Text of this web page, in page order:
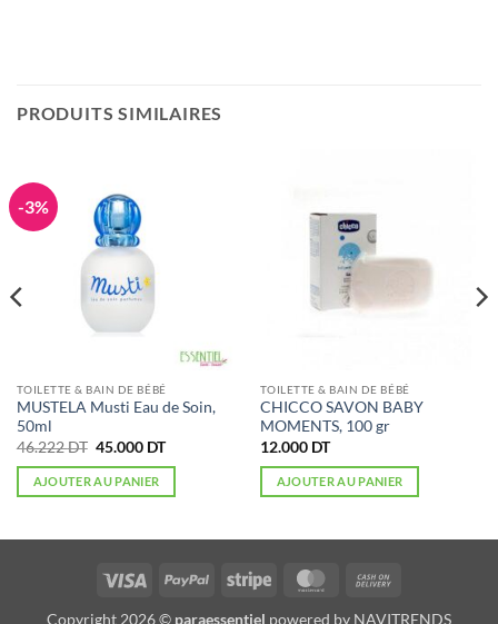
PRODUITS SIMILAIRES
-3%
TOILETTE & BAIN DE BÉBÉ
MUSTELA Musti Eau de Soin,
50ml
46.222DT Le
initial
était :
45.000 DTLe
AJOUTER AU PANIER
TOILETTE & BAIN DE BÉBÉ
CHICCO SAVON BABY
MOMENTS, 100 gr
12.000 DT
AJOUTER AU PANIER
Visa PayPal Stripe MasterCard
Copyright 2026 © paraessentiel powered by NAVITRENDS